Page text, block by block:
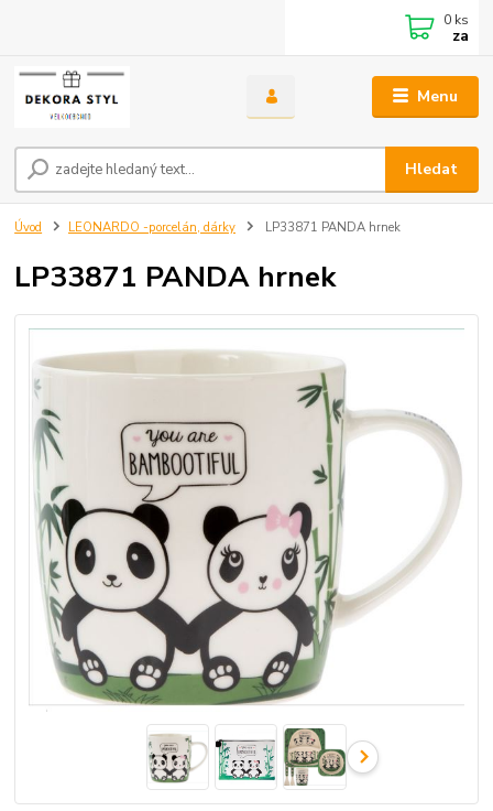
Menu
Hledat
0 ks
za
Úvod LEONARDO -porcelán, dárky LP33871 PANDA hrnek
LP33871 PANDA hrnek